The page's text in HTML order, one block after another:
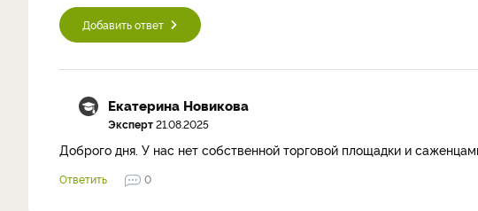
Добавить ответ
Екатерина Новикова
Эксперт21.08.2025
Доброго дня. У нас нет собственной торговой площадки и
Ответить 0